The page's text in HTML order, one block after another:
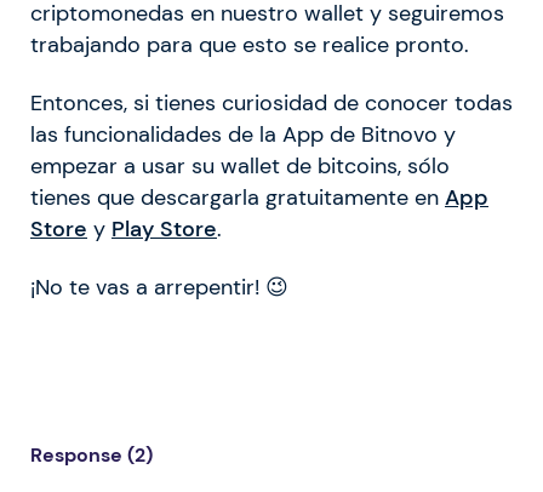
criptomonedas en nuestro wallet y seguiremos
trabajando para que esto se realice pronto.
Entonces, si tienes curiosidad de conocer todas
las funcionalidades de la App de Bitnovo y
empezar a usar su wallet de bitcoins, sólo
tienes que descargarla gratuitamente en App
Store y Play Store.
¡No te vas a arrepentir! 😉
Response (2)